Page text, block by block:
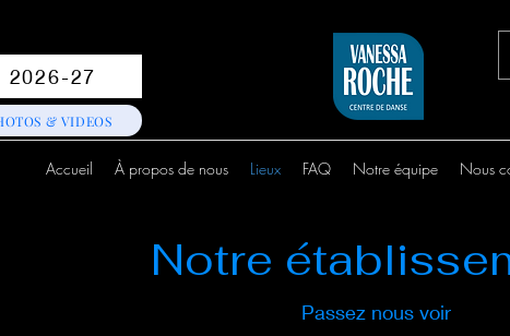
2026-27
& VIDEOS
Accueil À propos de nous Lieux FAQ Notre équipe Nous
Notre
Passez nous voir